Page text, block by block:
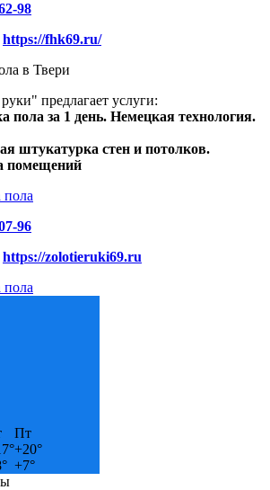
98
https://fhk69.ru/
в Твери
предлагает услуги:
пола за 1 день. Немецкая технология.
штукатурка стен и потолков.
помещений
96
https://zolotieruki69.ru
Пт
+20°
+7°